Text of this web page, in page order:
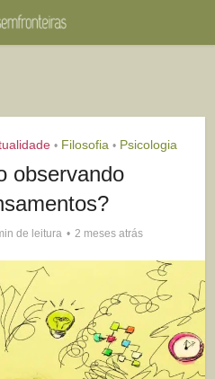
• Filosofia • Psicologia
observando
de leitura 2 meses atrás